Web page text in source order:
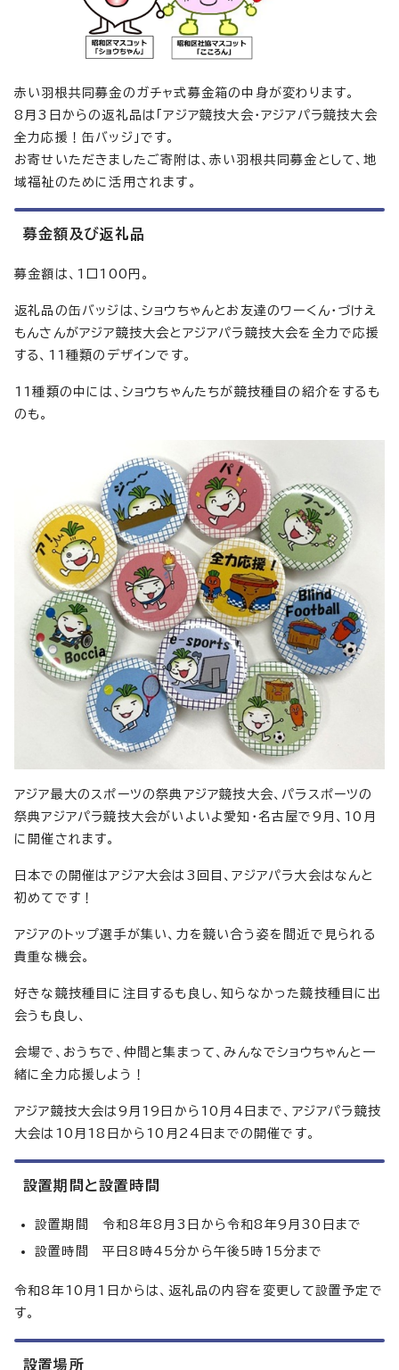
赤い羽根共同募金のガチャ式募金箱の中身が変わります。
8月3日からの返礼品は「アジア競技大会・アジアパラ競技大会
全力応援！缶バッジ」です。
お寄せいただきましたご寄附は、赤い羽根共同募金として、地
域福祉のために活用されます。
募金額及び返礼品
募金額は、1口100円。
返礼品の缶バッジは、ショウちゃんとお友達のワーくん・づけえ
もんさんがアジア競技大会とアジアパラ競技大会を全力で応援
する、11種類のデザインです。
11種類の中には、ショウちゃんたちが競技種目の紹介をするも
のも。
アジア最大のスポーツの祭典アジア競技大会、パラスポーツの
祭典アジアパラ競技大会がいよいよ愛知・名古屋で9月、10月
に開催されます。
日本での開催はアジア大会は3回目、アジアパラ大会はなんと
初めてです！
アジアのトップ選手が集い、力を競い合う姿を間近で見られる
貴重な機会。
好きな競技種目に注目するも良し、知らなかった競技種目に出
会うも良し、
会場で、おうちで、仲間と集まって、みんなでショウちゃんと一
緒に全力応援しよう！
アジア競技大会は9月19日から10月4日まで、アジアパラ競技
大会は10月18日から10月24日までの開催です。
設置期間と設置時間
設置期間 令和8年8月3日から令和8年9月30日まで
設置時間 平日8時45分から午後5時15分まで
令和8年10月1日からは、返礼品の内容を変更して設置予定で
す。
設置場所